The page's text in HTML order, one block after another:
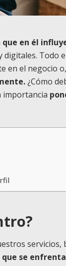
en él
Todo
en el negocio
¿Cómo
importancia
servicios,
se